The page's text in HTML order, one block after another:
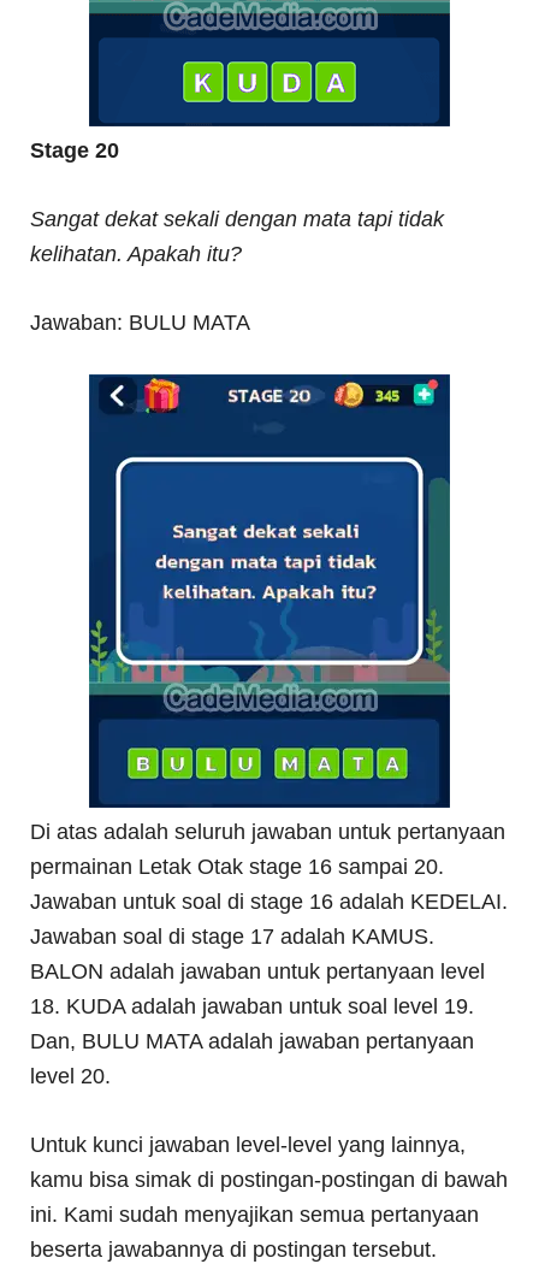
Stage 20
Sangat dekat sekali dengan mata tapi tidak
kelihatan. Apakah itu?
Jawaban: BULU MATA
Di atas adalah seluruh jawaban untuk pertanyaan
permainan Letak Otak stage 16 sampai 20.
Jawaban untuk soal di stage 16 adalah KEDELAI.
Jawaban soal di stage 17 adalah KAMUS.
BALON adalah jawaban untuk pertanyaan level
18. KUDA adalah jawaban untuk soal level 19.
Dan, BULU MATA adalah jawaban pertanyaan
level 20.
Untuk kunci jawaban level-level yang lainnya,
kamu bisa simak di postingan-postingan di bawah
ini. Kami sudah menyajikan semua pertanyaan
beserta jawabannya di postingan tersebut.